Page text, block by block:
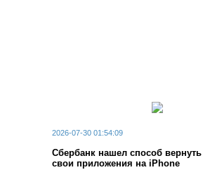
2026-07-30 01:54:09
Сбербанк нашел способ вернуть
свои приложения на iPhone